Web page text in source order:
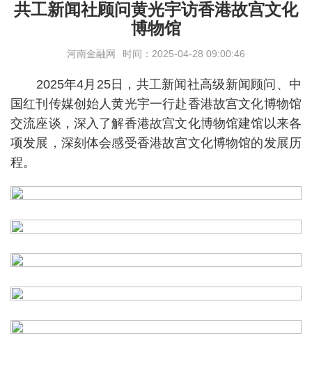
共工新闻社顾问黄光宇访香港故宫文化
博物馆
河南金融网 时间：2025-04-28 09:00:46
2025年4月25日，共工新闻社高级新闻顾问、中
国红刊传媒创始人黄光宇一行赴香港故宫文化博物馆
交流座谈，深入了解香港故宫文化博物馆建馆以来各
项发展，深刻体会感受香港故宫文化博物馆的发展历
程。